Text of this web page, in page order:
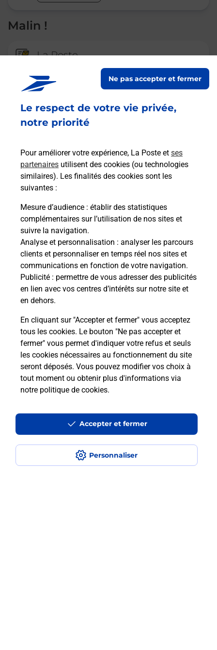
Le respect de votre vie privée,
notre priorité
Pour améliorer votre expérience, La Poste et ses
partenaires utilisent des cookies (ou technologies
similaires). Les finalités des cookies sont les
suivantes :
Mesure d’audience : établir des statistiques
complémentaires sur l’utilisation de nos sites et
suivre la navigation.
Analyse et personnalisation : analyser les parcours
clients et personnaliser en temps réel nos sites et
communications en fonction de votre navigation.
Publicité : permettre de vous adresser des publicités
en lien avec vos centres d’intérêts sur notre site et
en dehors.
En cliquant sur "Accepter et fermer" vous acceptez
tous les cookies. Le bouton "Ne pas accepter et
fermer" vous permet d'indiquer votre refus et seuls
les cookies nécessaires au fonctionnement du site
seront déposés. Vous pouvez modifier vos choix à
tout moment ou obtenir plus d'informations via
notre politique de cookies.
Personnaliser
Ne pas accepter et fermer
Accepter et fermer
Malin !
La Poste
En savoir plus
Recherchez un autre point de contact
Quel réseau utilise La Poste Mobile ?
Est-ce que je peux garder mon
numéro de mobile gratuitement ?
Est-ce que je peux bénéficier de la 5G
avec La Poste Mobile ?
Est-ce que je peux utiliser mon forfait
à l’étranger avec La Poste Mobile ?
Est-ce que je peux payer mon iPhone
en plusieurs fois avec La Poste Mobile
Est-ce que je peux assurer mon
iPhone ?